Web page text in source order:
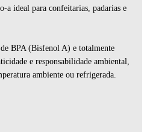
a ideal para confeitarias, padarias e
BPA (Bisfenol A) e totalmente
e responsabilidade ambiental,
ambiente ou refrigerada.